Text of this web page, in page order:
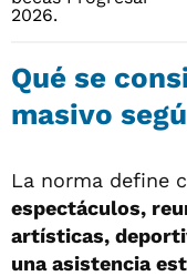
Qué se
masivo
La norma define
espectáculos,
artísticas,
una asistencia